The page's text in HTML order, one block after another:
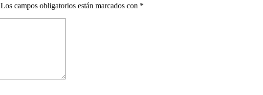
Los campos obligatorios están marcados con *